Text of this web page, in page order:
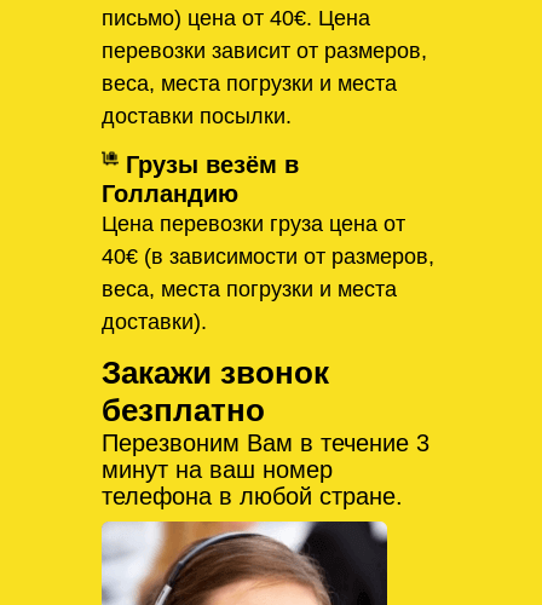
письмо) цена от 40€. Цена
перевозки зависит от размеров,
веса, места погрузки и места
доставки посылки.
Грузы везём в
Голландию
Цена перевозки груза цена от
40€ (в зависимости от размеров,
веса, места погрузки и места
доставки).
Закажи звонок
безплатно
Перезвоним Вам в течение 3
минут на ваш номер
телефона в любой стране.